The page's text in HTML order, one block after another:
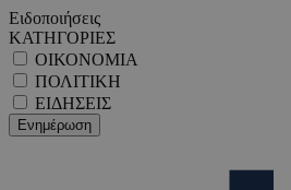
Ειδοποιήσεις
ΚΑΤΗΓΟΡΙΕΣ
ΟΙΚΟΝΟΜΙΑ
ΠΟΛΙΤΙΚΗ
ΕΙΔΗΣΕΙΣ